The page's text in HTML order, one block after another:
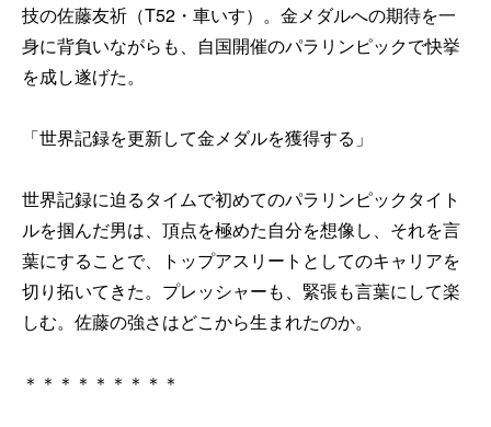
技の佐藤友祈（T52・車いす）。金メダルへの期待を一
身に背負いながらも、自国開催のパラリンピックで快挙
を成し遂げた。
「世界記録を更新して金メダルを獲得する」
世界記録に迫るタイムで初めてのパラリンピックタイト
ルを掴んだ男は、頂点を極めた自分を想像し、それを言
葉にすることで、トップアスリートとしてのキャリアを
切り拓いてきた。プレッシャーも、緊張も言葉にして楽
しむ。佐藤の強さはどこから生まれたのか。
＊＊＊＊＊＊＊＊＊